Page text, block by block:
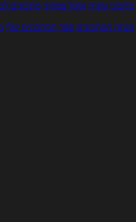
מתכוני עוגות אוכל צמחוני מתכונים
מנתח המתכונים ספר המתכונים שלי